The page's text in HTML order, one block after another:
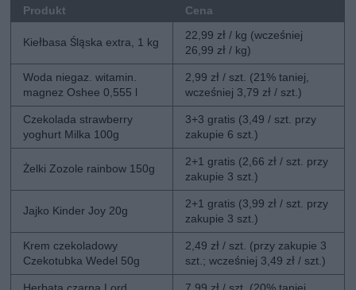
Produkt Cena
Kiełbasa Śląska extra, 1 kg
22,99 zł / kg (wcześniej
26,99 zł / kg)
Woda niegaz. witamin.
magnez Oshee 0,555 l
2,99 zł / szt. (21% taniej,
wcześniej 3,79 zł / szt.)
Czekolada strawberry
yoghurt Milka 100g
3+3 gratis (3,49 / szt. przy
zakupie 6 szt.)
Żelki Zozole rainbow 150g
2+1 gratis (2,66 zł / szt. przy
zakupie 3 szt.)
Jajko Kinder Joy 20g
2+1 gratis (3,99 zł / szt. przy
zakupie 3 szt.)
Krem czekoladowy
Czekotubka Wedel 50g
2,49 zł / szt. (przy zakupie 3
szt.; wcześniej 3,49 zł / szt.)